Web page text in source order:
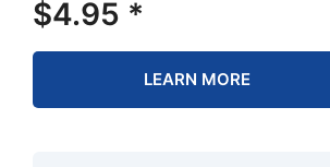
$4.95 *
LEARN MORE